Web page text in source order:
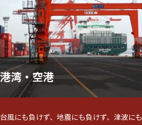
港湾・空港
台風にも負けず、地震にも負けず、津波にも